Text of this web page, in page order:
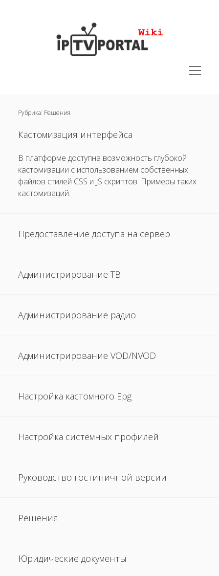
открыть
меню
Юридическая документация
Поддерживаемые устройства
открыть
меню
меню
меню
Часто задаваемые вопросы
Рубрика: Решения
Кастомизация интерфейса
В платформе доступна возможность глубокой
кастомизации с использованием собственных
файлов стилей CSS и JS скриптов. Примеры таких
кастомизаций:
Предоставление доступа на сервер
Администрирование ТВ
Администрирование радио
Администрирование VOD/NVOD
Настройка кастомного Еpg
Настройка системных профилей
Руководство гостиничной версии
Решения
Юридические документы